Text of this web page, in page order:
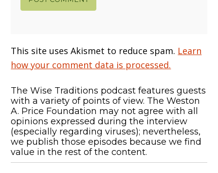
This site uses Akismet to reduce spam. Learn
how your comment data is processed.
The Wise Traditions podcast features guests
with a variety of points of view. The Weston
A. Price Foundation may not agree with all
opinions expressed during the interview
(especially regarding viruses); nevertheless,
we publish those episodes because we find
value in the rest of the content.